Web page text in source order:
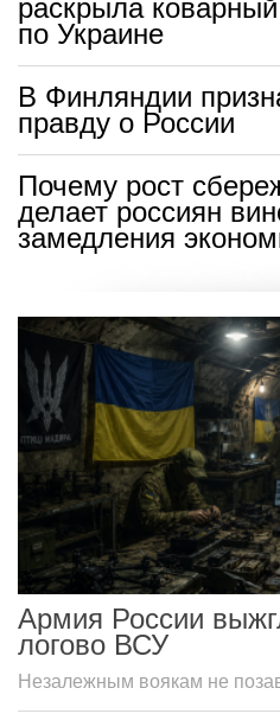
раскрыла
по Украине
В Финляндии
правду о России
Почему рост
делает россиян
замедления
Армия России
логово ВСУ
Незалежным воякам не